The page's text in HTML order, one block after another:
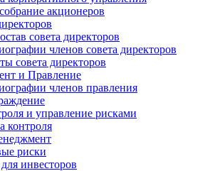
акционеров
совета директоров
членов совета директоров
совета директоров
и Правление
членов правления
и управление рисками
контроля
риски
инвесторов